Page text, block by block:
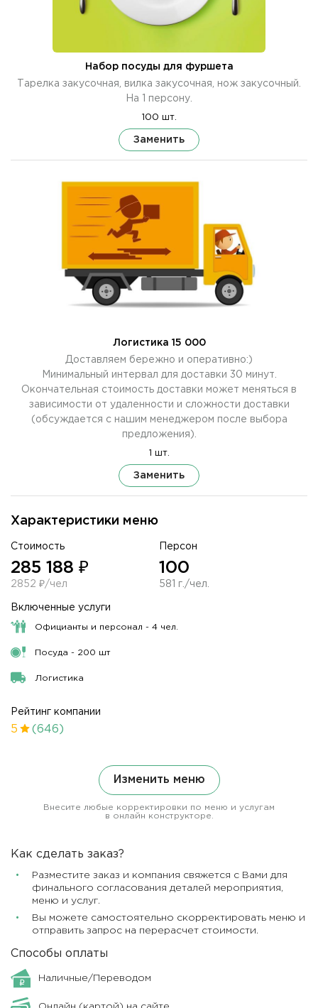
Характеристики меню
Стоимость
285 188 ₽
2852 ₽/чел
Персон
100
581 г./чел.
Включенные услуги
Официанты и персонал - 4 чел.
Посуда - 200 шт
Логистика
Рейтинг компании
5 (646)
Изменить меню
Внесите любые корректировки по меню и услугам
в онлайн конструкторе.
Набор посуды для фуршета
Тарелка закусочная, вилка закусочная, нож закусочный.
На 1 персону.
100 шт.
Заменить
Логистика 15 000
Доставляем бережно и оперативно:)
Минимальный интервал для доставки 30 минут.
Окончательная стоимость доставки может меняться в
зависимости от удаленности и сложности доставки
(обсуждается с нашим менеджером после выбора
предложения).
1 шт.
Заменить
Как сделать заказ?
Разместите заказ и компания свяжется с Вами для
финального согласования деталей мероприятия,
меню и услуг.
Вы можете самостоятельно скорректировать меню и
отправить запрос на перерасчет стоимости.
Способы оплаты
Наличные/Переводом